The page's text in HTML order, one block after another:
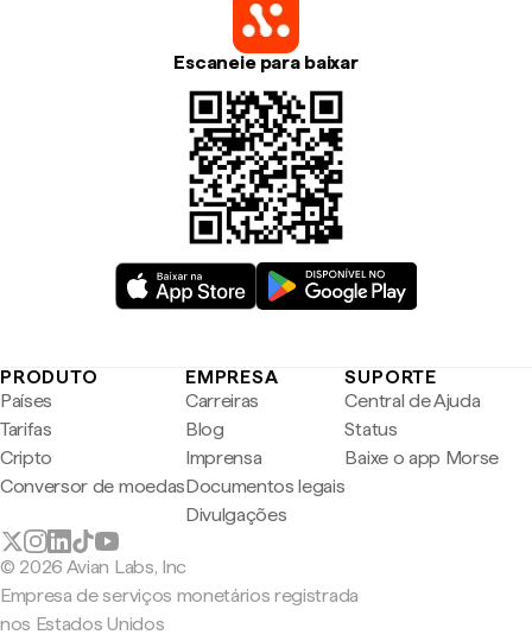
Escaneie para baixar
PRODUTO
Países
Tarifas
Cripto
Conversor de moedas
EMPRESA
Carreiras
Blog
Imprensa
Documentos legais
Divulgações
SUPORTE
Central de Ajuda
Status
Baixe o app Morse
© 2026 Avian Labs, Inc
Empresa de serviços monetários registrada
nos Estados Unidos